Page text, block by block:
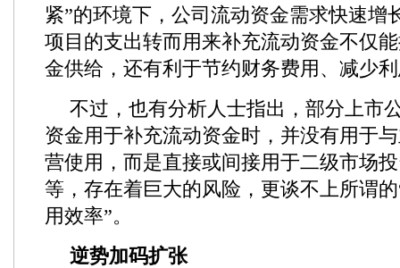
紧”的环境下，公司流动资金需求快速增
项目的支出转而用来补充流动资金不仅
金供给，还有利于节约财务费用、减少
不过，也有分析人士指出，部分上市
资金用于补充流动资金时，并没有用于
营使用，而是直接或间接用于二级市场
等，存在着巨大的风险，更谈不上所谓
用效率”。
逆势加码扩张